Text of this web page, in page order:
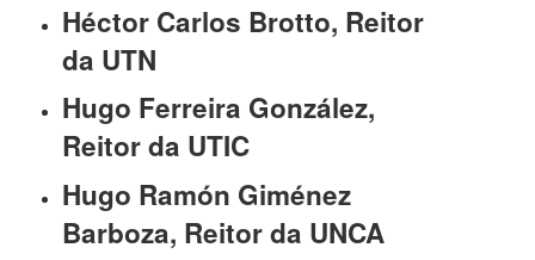
Héctor Carlos Brotto, Reitor
da UTN
Hugo Ferreira González,
Reitor da UTIC
Hugo Ramón Giménez
Barboza, Reitor da UNCA